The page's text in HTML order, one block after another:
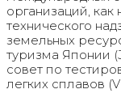
организаций,
технического
земельных
туризма Японии
совет по
легких сплавов